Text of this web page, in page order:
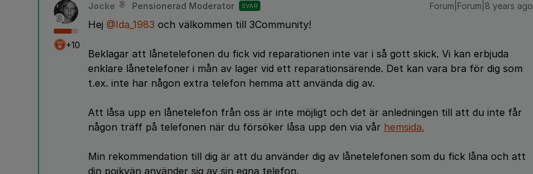
+10
Jocke Pensionerad Moderator SVAR Forum|Forum|8 years ago
Hej @Ida_1983 och välkommen till 3Community!
Beklagar att lånetelefonen du fick vid reparationen inte var i så gott skick. Vi kan erbjuda
enklare lånetelefoner i mån av lager vid ett reparationsärende. Det kan vara bra för dig som
t.ex. inte har någon extra telefon hemma att använda dig av.
Att låsa upp en lånetelefon från oss är inte möjligt och det är anledningen till att du inte får
någon träff på telefonen när du försöker låsa upp den via vår hemsida.
Min rekommendation till dig är att du använder dig av lånetelefonen som du fick låna och att
din pojkvän använder sig av sin egna telefon.